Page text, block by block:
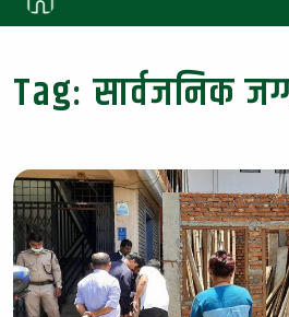
Tag:सार्वजनिक